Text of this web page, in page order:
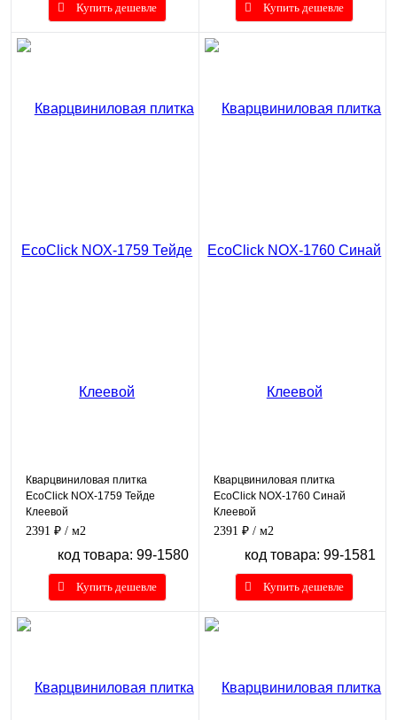
Купить дешевле Купить дешевле
Кварцвиниловая плитка
EcoClick NOX-1759 Тейде
Клеевой
2391 ₽ / м2
код товара: 99-1580
Купить дешевле
Кварцвиниловая плитка
EcoClick NOX-1760 Синай
Клеевой
2391 ₽ / м2
код товара: 99-1581
Купить дешевле